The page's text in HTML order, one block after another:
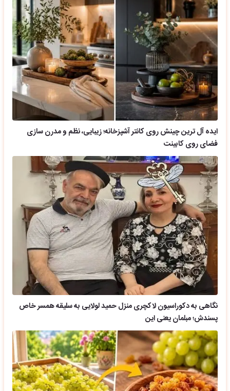
ایده آل ترین چینش روی کانتر آشپزخانه؛ زیبایی، نظم و مدرن سازی
فضای روی کابینت
نگاهی به دکوراسیون لاکچری منزل حمید لولایی به سلیقه همسر خاص
پسندش؛ مبلمان یعنی این